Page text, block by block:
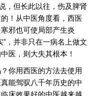
，但长此以往，伤及脾肾
！从中医角度看，西医
邪也可使局部产生炎
，并非只在一病名上做文
医，则大失其根本！
你用西医的方法去使用
能驾驭八千年历史的中
床效果好的中医越来越